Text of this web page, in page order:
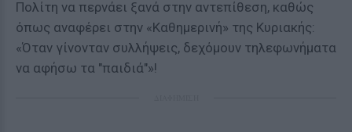
Πολίτη να περνάει ξανά στην αντεπίθεση, καθώς
όπως αναφέρει στην «Καθημερινή» της Κυριακής:
«Όταν γίνονταν συλλήψεις, δεχόμουν τηλεφωνήματα
να αφήσω τα "παιδιά"»!